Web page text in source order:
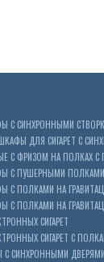
С СИНХРОННЫМИ
ДЛЯ СИГАРЕТ С
С ФРИЗОМ НА ПОЛКАХ С
С ПУШЕРНЫМИ ПОЛКАМИ
С ПОЛКАМИ НА
С ПОЛКАМИ НА
СИГАРЕТ
СИГАРЕТ С
С СИНХРОННЫМИ ДВЕРЯМИ